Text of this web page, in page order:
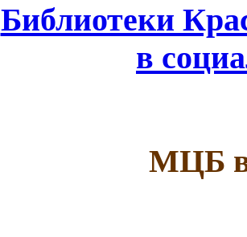
Библиотеки
в
МЦБ в